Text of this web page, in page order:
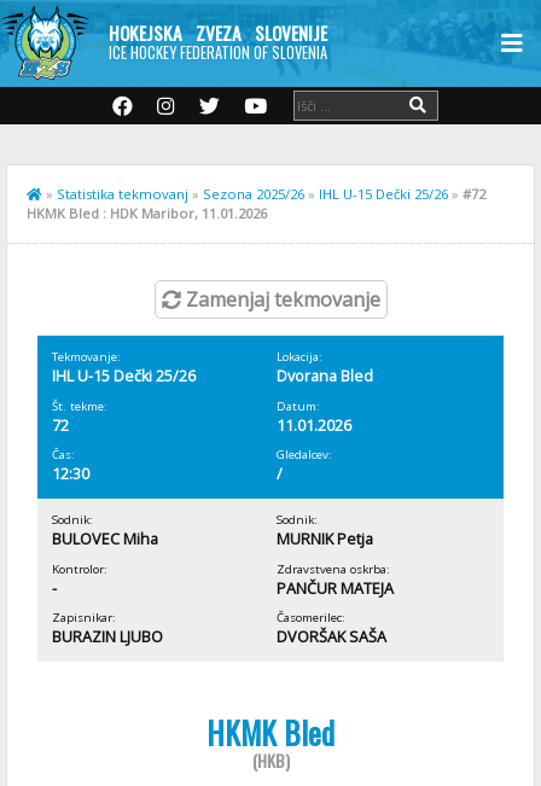
HOKEJSKA ZVEZA SLOVENIJE
ICE HOCKEY FEDERATION OF SLOVENIA
» Statistika tekmovanj » Sezona 2025/26 » IHL U-15 Dečki 25/26 » #72
HKMK Bled : HDK Maribor, 11.01.2026
Zamenjaj tekmovanje
Tekmovanje:
IHL U-15 Dečki 25/26
Lokacija:
Dvorana Bled
Št. tekme:
72
Datum:
11.01.2026
Čas:
12:30
Gledalcev:
/
Sodnik:
BULOVEC Miha
Sodnik:
MURNIK Petja
Kontrolor:
-
Zdravstvena oskrba:
PANČUR MATEJA
Zapisnikar:
BURAZIN LJUBO
Časomerilec:
DVORŠAK SAŠA
HKMK Bled
(HKB)